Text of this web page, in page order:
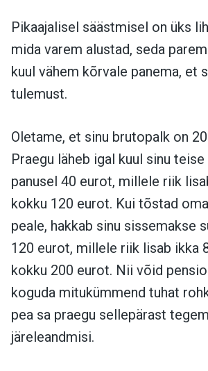
Pikaajalisel säästmisel on üks
mida varem alustad, seda
kuul vähem kõrvale panema, et
tulemust.
Oletame, et sinu brutopalk on
Praegu läheb igal kuul sinu
panusel 40 eurot, millele riik
kokku 120 eurot. Kui tõstad
peale, hakkab sinu sissemakse
120 eurot, millele riik lisab ikka
kokku 200 eurot. Nii võid
koguda mitukümmend tuhat
pea sa praegu sellepärast
järeleandmisi.